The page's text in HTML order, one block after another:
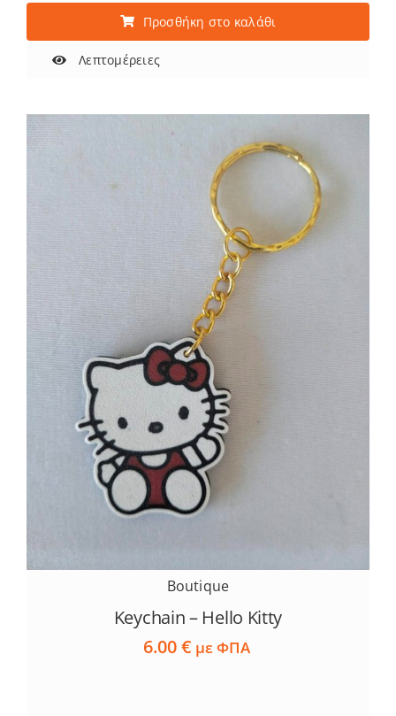
Προσθήκη στο καλάθι
Λεπτομέρειες
Boutique
Keychain – Hello Kitty
6.00€ με ΦΠΑ